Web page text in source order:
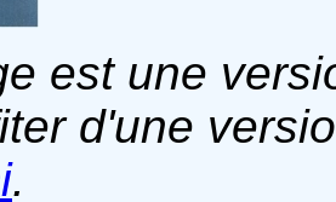
est une
d'une
.